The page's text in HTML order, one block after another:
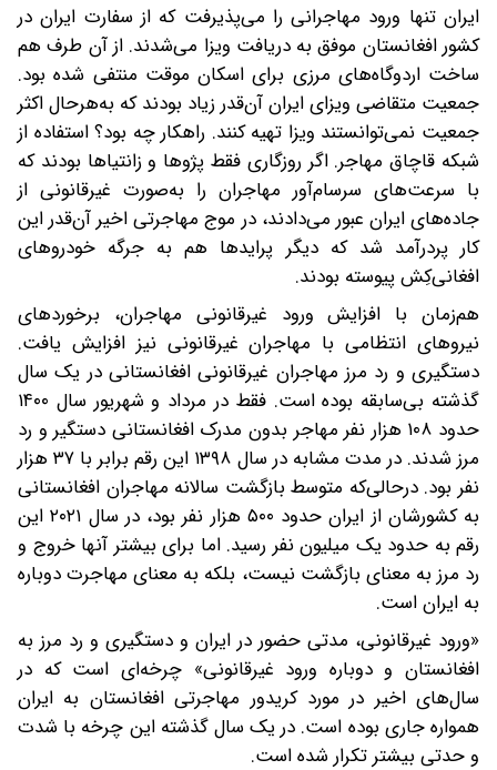
ایران تنها ورود مهاجرانی را می‌پذیرفت که از سفارت ایران در
کشور افغانستان موفق به دریافت ویزا می‌شدند. از آن طرف هم
ساخت اردوگاه‌های مرزی برای اسکان موقت منتفی شده بود.
جمعیت متقاضی ویزای ایران آن‌قدر زیاد بودند که به‌هر‌حال اکثر‌
جمعیت نمی‌توانستند ویزا تهیه کنند. راهکار چه بود؟ استفاده از
شبکه قاچاق مهاجر. اگر روزگاری فقط پژوها و زانتیاها بودند که
با سرعت‌های سرسام‌آور مهاجران را به‌صورت غیرقانونی از
جاده‌های ایران عبور می‌دادند، در موج مهاجرتی اخیر آن‌قدر این
کار پردرآمد شد که دیگر پرایدها هم به جرگه خودروهای
افغانی‌کِش پیوسته بودند.
هم‌زمان با افزایش ورود غیرقانونی مهاجران، برخوردهای
نیروهای انتظامی با مهاجران غیرقانونی نیز افزایش یافت.
دستگیری و رد مرز مهاجران غیرقانونی افغانستانی در یک سال
گذشته بی‌سابقه بوده است. فقط در مرداد و شهریور سال ۱۴۰۰
حدود ۱۰۸ هزار نفر مهاجر بدون مدرک افغانستانی دستگیر و رد
مرز شدند. در مدت مشابه در سال ۱۳۹۸ این رقم برابر با ۳۷ هزار
نفر بود. در‌حالی‌که متوسط بازگشت سالانه مهاجران افغانستانی
به کشورشان از ایران حدود ۵۰۰ هزار نفر بود، در سال ۲۰۲۱ این
رقم به حدود یک‌ میلیون نفر رسید. اما برای بیشتر آنها خروج و
رد مرز به معنای بازگشت نیست، بلکه به معنای مهاجرت دوباره
به ایران است.
«ورود غیرقانونی، مدتی حضور در ایران و دستگیری و رد مرز به
افغانستان و دوباره ورود غیرقانونی» چرخه‌ای است که در
سال‌های اخیر در مورد کریدور مهاجرتی افغانستان به ایران
همواره جاری بوده است. در یک سال گذشته این چرخه با شدت
و حدتی بیشتر تکرار شده است.